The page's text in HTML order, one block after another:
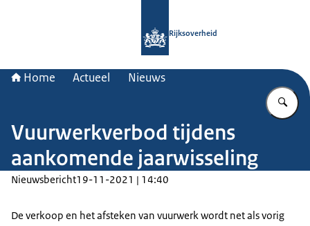
Rijksoverheid
Home Actueel Nieuws
Vuurwerkverbod tijdens
aankomende jaarwisseling
Nieuwsbericht19-11-2021 | 14:40
De verkoop en het afsteken van vuurwerk wordt net als vorig